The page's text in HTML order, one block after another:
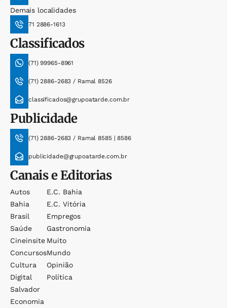
Demais localidades
71 2886-1613
Classificados
(71) 99965-8961
(71) 2886-2683 / Ramal 8526
classificados@grupoatarde.com.br
Publicidade
(71) 2886-2683 / Ramal 8585 | 8586
publicidade@grupoatarde.com.br
Canais e Editorias
Autos
Bahia
Brasil
Saúde
Cineinsite
Concursos
Cultura
Digital
Salvador
Economia
E.c. Bahia
E.c. Vitória
Empregos
Gastronomia
Muito
Mundo
Opinião
Política